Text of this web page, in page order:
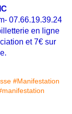
07.66.19.39.24
en ligne
et 7€ sur
#Manifestation